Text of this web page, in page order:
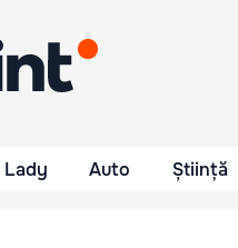
Lady Auto Știință